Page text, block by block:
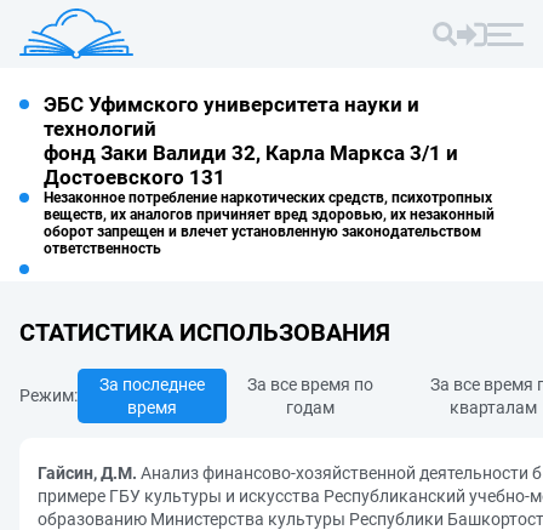
ЭБС Уфимского университета науки и
технологий
фонд Заки Валиди 32, Карла Маркса 3/1 и
Достоевского 131
Незаконное потребление наркотических средств, психотропных
веществ, их аналогов причиняет вред здоровью, их незаконный
оборот запрещен и влечет установленную законодательством
ответственность
СТАТИСТИКА ИСПОЛЬЗОВАНИЯ
Режим:
За последнее
время
За все время по
годам
За все время
кварталам
Гайсин, Д.М. Анализ финансово-хозяйственной деятельности
примере ГБУ культуры и искусства Республиканский учебно-
образованию Министерства культуры Республики